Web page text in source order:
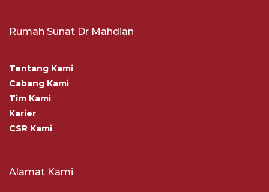
Rumah Sunat Dr Mahdian
Tentang Kami
Cabang Kami
Tim Kami
Karier
CSR Kami
Alamat Kami